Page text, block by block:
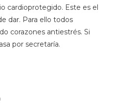
cardioprotegido. Este es el
dar. Para ello todos
corazones antiestrés. Si
por secretaría.